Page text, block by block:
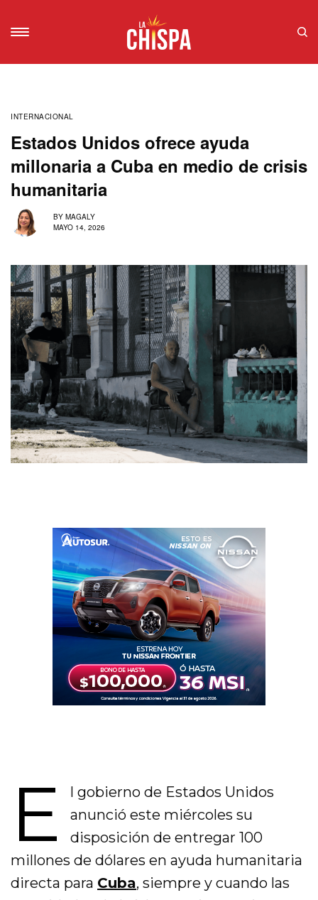
INTERNACIONAL
Estados Unidos ofrece ayuda
millonaria a Cuba en medio de crisis
humanitaria
BY MAGALY
MAYO 14, 2026
E
l gobierno de Estados Unidos
anunció este miércoles su
disposición de entregar 100
millones de dólares en ayuda humanitaria
directa para Cuba, siempre y cuando las